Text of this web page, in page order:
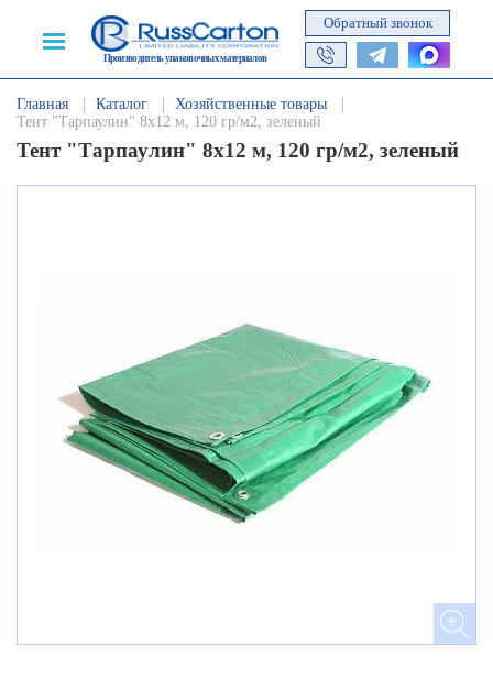
Производитель упаковочных материалов
Обратный звонок
Главная Каталог
Хозяйственные товары
Тент "Тарпаулин" 8х12 м, 120 гр/м2, зеленый
Тент "Тарпаулин" 8х12 м, 120 гр/м2, зеленый